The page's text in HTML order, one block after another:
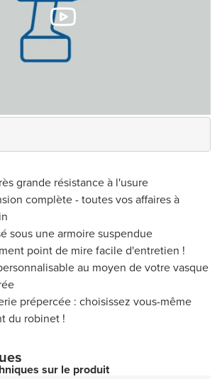
grande résistance à l'usure
complète - toutes vos affaires à
sous une armoire suspendue
point de mire facile d'entretien !
au moyen de votre vasque
prépercée : choisissez vous-même
du robinet !
sur le produit